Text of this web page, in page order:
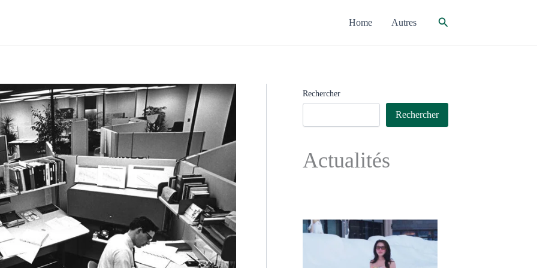
Home Autres Rechercher
Rechercher
Rechercher
Actualités